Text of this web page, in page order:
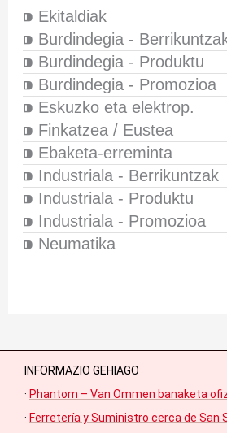
⁍ Ekitaldiak
⁍ Burdindegia -
⁍ Burdindegia - Produktu
⁍ Burdindegia - Promozioa
⁍ Eskuzko eta elektrop.
⁍ Finkatzea / Eustea
⁍ Ebaketa-erreminta
⁍ Industriala - Berrikuntzak
⁍ Industriala - Produktu
⁍ Industriala - Promozioa
⁍ Neumatika
INFORMAZIO GEHIAGO
· Phantom – Van Ommen banaketa
· Ferretería y Suministro cerca de San